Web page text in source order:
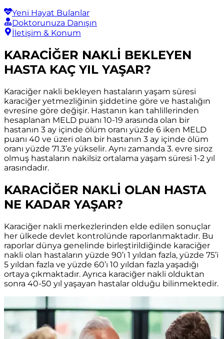
Yeni Hayat Bulanlar
Doktorunuza Danışın
İletişim & Konum
KARACİĞER NAKLİ BEKLEYEN
HASTA KAÇ YIL YAŞAR?
Karaciğer nakli bekleyen hastaların yaşam süresi
karaciğer yetmezliğinin şiddetine göre ve hastalığın
evresine göre değişir. Hastanın kan tahlillerinden
hesaplanan MELD puanı 10-19 arasında olan bir
hastanın 3 ay içinde ölüm oranı yüzde 6 iken MELD
puanı 40 ve üzeri olan bir hastanın 3 ay içinde ölüm
oranı yüzde 71.3’e yükselir. Aynı zamanda 3. evre siroz
olmuş hastaların nakilsiz ortalama yaşam süresi 1-2 yıl
arasındadır.
KARACİĞER NAKLİ OLAN HASTA
NE KADAR YAŞAR?
Karaciğer nakli merkezlerinden elde edilen sonuçlar
her ülkede devlet kontrolünde raporlanmaktadır. Bu
raporlar dünya genelinde birleştirildiğinde karaciğer
nakli olan hastaların yüzde 90’ı 1 yıldan fazla, yüzde 75’i
5 yıldan fazla ve yüzde 60’ı 10 yıldan fazla yaşadığı
ortaya çıkmaktadır. Ayrıca karaciğer nakli olduktan
sonra 40-50 yıl yaşayan hastalar olduğu bilinmektedir.